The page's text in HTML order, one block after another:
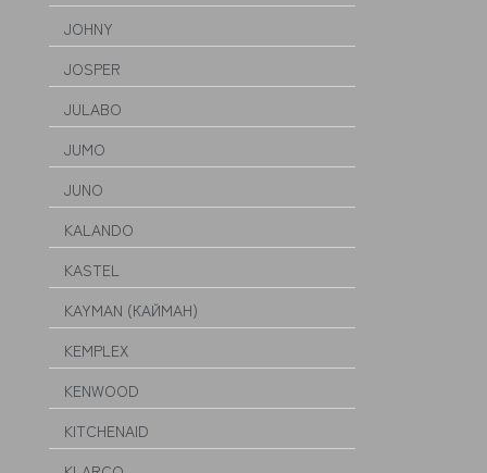
JOHNY
JOSPER
JULABO
JUMO
JUNO
KALANDO
KASTEL
KAYMAN (КАЙМАН)
KEMPLEX
KENWOOD
KITCHENAID